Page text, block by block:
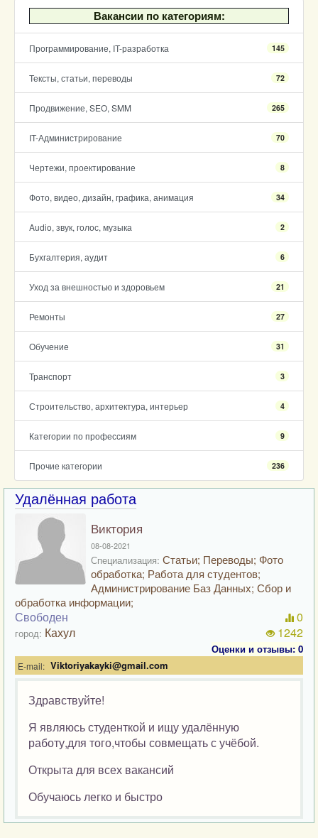
Вакансии по категориям:
Программирование, IT-разработка 145
Тексты, статьи, переводы 72
Продвижение, SEO, SMM 265
IT-Администрирование 70
Чертежи, проектирование 8
Фото, видео, дизайн, графика, анимация 34
Audio, звук, голос, музыка 2
Бухгалтерия, аудит 6
Уход за внешностью и здоровьем 21
Ремонты 27
Обучение 31
Транспорт 3
Строительство, архитектура, интерьер 4
Категории по профессиям 9
Прочие категории 236
Удалённая работа
Виктория
08-08-2021
Специализация: Статьи; Переводы; Фото
обработка; Работа для студентов;
Администрирование Баз Данных; Сбор и
обработка информации;
Свободен
город: Кахул
0
1242
Оценки и отзывы: 0
E-mail: Viktoriyakayki@gmail.com
Здравствуйте!
Я являюсь студенткой и ищу удалённую
работу,для того,чтобы совмещать с учёбой.
Открыта для всех вакансий
Обучаюсь легко и быстро